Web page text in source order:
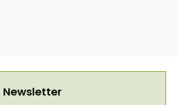
Newsletter